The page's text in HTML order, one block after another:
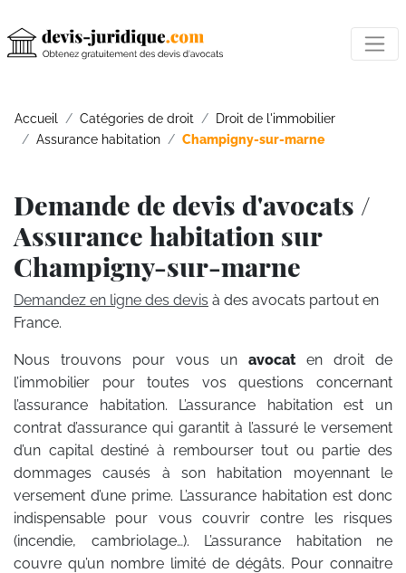
Accueil Catégories de droit
Droit de l'immobilier
Assurance habitation
Champigny-sur-marne
Demande de devis d'avocats /
Assurance habitation sur
Champigny-sur-marne
Demandez en ligne des devis à des avocats partout en
France.
Nous trouvons pour vous un avocat en droit de
l’immobilier pour toutes vos questions concernant
l’assurance habitation. L’assurance habitation est un
contrat d’assurance qui garantit à l’assuré le versement
d’un capital destiné à rembourser tout ou partie des
dommages causés à son habitation moyennant le
versement d’une prime. L’assurance habitation est donc
indispensable pour vous couvrir contre les risques
(incendie, cambriolage…). L’assurance habitation ne
couvre qu’un nombre limité de dégâts. Pour connaitre